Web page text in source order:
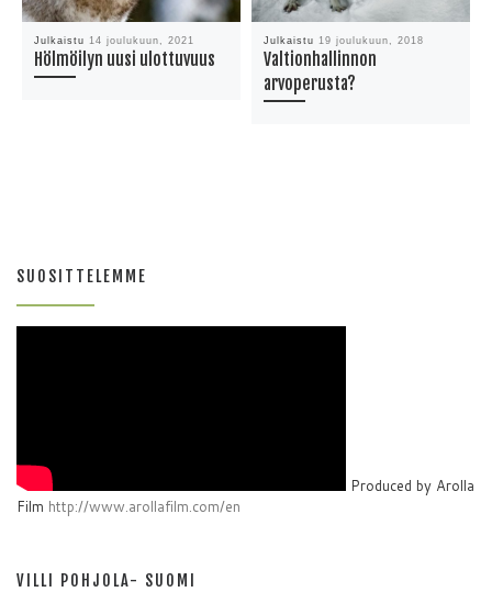
Julkaistu 14 joulukuun, 2021
Hölmöilyn uusi ulottuvuus
Julkaistu 19 joulukuun, 2018
Valtionhallinnon
arvoperusta?
SUOSITTELEMME
Produced by Arolla
Film http://www.arollafilm.com/en
VILLI POHJOLA- SUOMI